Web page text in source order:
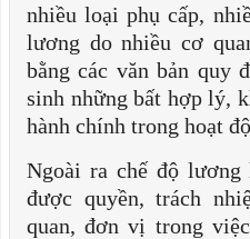
nhiều loại phụ cấp,
lương do nhiều cơ
bằng các văn bản quy
sinh những bất hợp lý,
hành chính trong hoạt
Ngoài ra chế độ lương
được quyền, trách
quan, đơn vị trong